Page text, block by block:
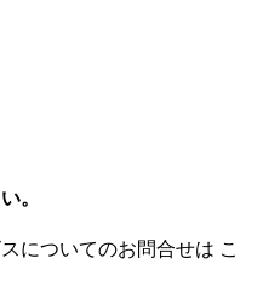
。
についてのお問合せは こ